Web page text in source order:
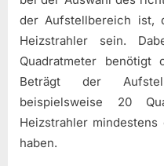
der Aufstellbereich ist,
Heizstrahler sein.
Quadratmeter benötigt
Beträgt der
beispielsweise 20
Heizstrahler
haben.